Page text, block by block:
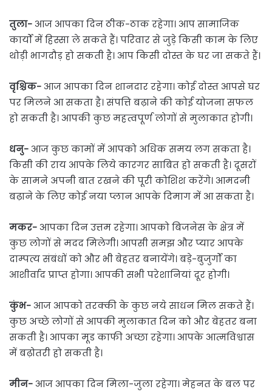
तुला-आज आपका दिन ठीक-ठाक रहेगा। आप सामाजिक
कार्यों में हिस्सा ले सकते हैं। परिवार से जुड़े किसी काम के लिए
थोड़ी भागदौड़ हो सकती है। आप किसी दोस्त के घर जा सकते हैं।
वृश्चिक-आज आपका दिन शानदार रहेगा। कोई दोस्त आपसे घर
पर मिलने आ सकता है। संपत्ति बढ़ाने की कोई योजना सफल
हो सकती है। आपकी कुछ महत्वपूर्ण लोगों से मुलाकात होगी।
धनु-आज कुछ कामों में आपको अधिक समय लग सकता है।
किसी की राय आपके लिये कारगर साबित हो सकती है। दूसरों
के सामने अपनी बात रखने की पूरी कोशिश करेंगे। आमदनी
बढ़ाने के लिए कोई नया प्लान आपके दिमाग में आ सकता है।
मकर-आपका दिन उत्तम रहेगा। आपको बिजनेस के क्षेत्र में
कुछ लोगों से मदद मिलेगी। आपसी समझ और प्यार आपके
दाम्पत्य संबंधों को और भी बेहतर बनायेंगे। बड़े-बुजुर्गों का
आशीर्वाद प्राप्त होगा। आपकी सभी परेशानियां दूर होगी।
कुंभ-आज आपको तरक्की के कुछ नये साधन मिल सकते हैं।
कुछ अच्छे लोगों से आपकी मुलाकात दिन को और बेहतर बना
सकती है। आपका मूड काफी अच्छा रहेगा। आपके आत्मविश्वास
में बढ़ोतरी हो सकती है।
मीन-आज आपका दिन मिला-जुला रहेगा। मेहनत के बल पर